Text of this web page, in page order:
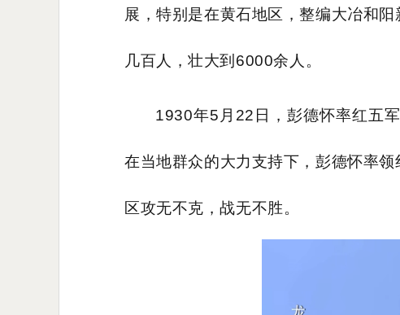
展，特别是在黄石地区，整编大冶和
几百人，壮大到6000余人。
1930年5月22日，彭德怀率红五
在当地群众的大力支持下，彭德怀率
区攻无不克，战无不胜。